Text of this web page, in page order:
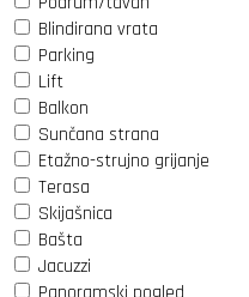
Blindirana vrata
Parking
Lift
Balkon
Sunčana strana
Etažno-strujno grijanje
Terasa
Skijašnica
Bašta
Jacuzzi